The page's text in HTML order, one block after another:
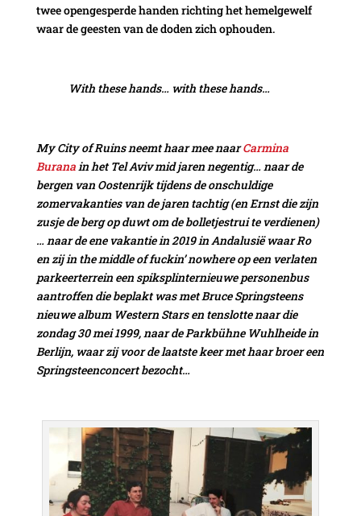
twee opengesperde handen richting het hemelgewelf
waar de geesten van de doden zich ophouden.
With these hands… with these hands…
My City of Ruins neemt haar mee naarCarmina
Burana in het Tel Aviv mid jaren negentig… naar de
bergen van Oostenrijk tijdens de onschuldige
zomervakanties van de jaren tachtig (en Ernst die zijn
zusje de berg op duwt om de bolletjestrui te verdienen)
… naar de ene vakantie in 2019 in Andalusië waar Ro
en zij in the middle of fuckin’ nowhere op een verlaten
parkeerterrein een spiksplinternieuwe personenbus
aantroffen die beplakt was met Bruce Springsteens
nieuwe album Western Stars en tenslotte naar die
zondag 30 mei 1999, naar de Parkbühne Wuhlheide in
Berlijn, waar zij voor de laatste keer met haar broer een
Springsteenconcert bezocht…